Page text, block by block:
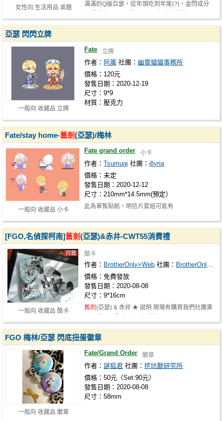
女性向 生活用品 桌曆
滿滿的Q版亞瑟，從年頭吃到年尾(?)，金閃成分
一般向 收藏品 立牌
亞瑟 閃閃立牌
Fate 立牌
作者： 阿萬 社團： 幽靈貓貓事務所
價格：120元
發售日期：2020-12-19
尺寸：9*9
材質：壓克力
一般向 收藏品 小卡
Fate/stay home-舊劍(亞瑟)/梅林
Fate grand order 小卡
作者：Tsumugi 社團：illyria
價格：未定
發售日期：2020-12-12
尺寸：210mm*14.5mm(預定）
此為單售貼紙，明信片套組可能有
一般向 收藏品 酷卡
[FGO,名偵探柯南]舊劍(亞瑟)&赤井-CWT55消費禮
酷卡
作者： BrotherOnly×Web 社團： BrotherOnly×Web
價格：免費發放
發售日期：2020-08-08
尺寸：9*16cm
舊劍(亞瑟) & 赤井 ★ 說明 現場有購買我們社團東
一般向 收藏品 徽章
FGO 梅林/亞瑟 閃底扭蛋徽章
Fate/Grand Order 徽章
作者：謎狐君 社團：挖坑獸研究所
價格：50元（Set:90元）
發售日期：2020-08-08
尺寸：58mm